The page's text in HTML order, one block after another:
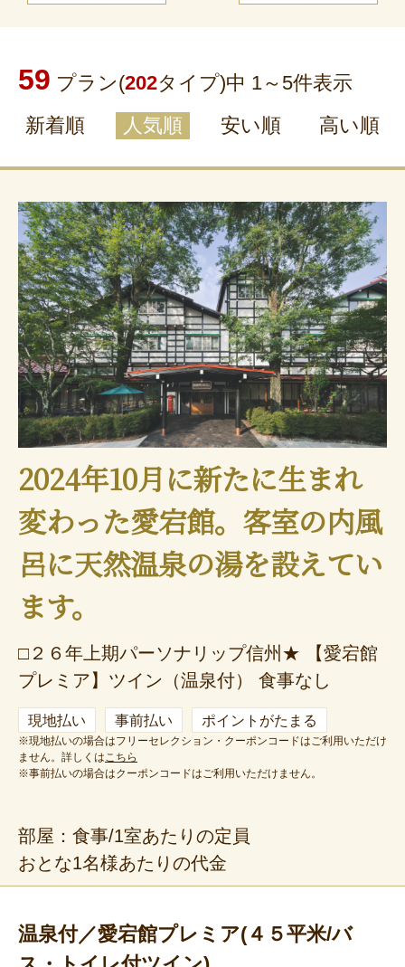
59 プラン(202タイプ)中 1～ 5件表示
新着順
人気順 安い順 高い順
2024年10月に新たに生まれ
変わった愛宕館。客室の内風
呂に天然温泉の湯を設えてい
ます。
□２６年上期パーソナリップ信州★ 【愛宕館
プレミア】ツイン（温泉付） 食事なし
現地払い 事前払い ポイントがたまる
※現地払いの場合はフリーセレクション・クーポンコードはご利用いただけ
ません。詳しくはこちら
※事前払いの場合はクーポンコードはご利用いただけません。
部屋：食事/1室あたりの定員
おとな1名様あたりの代金
温泉付／愛宕館プレミア(４５平米/バ